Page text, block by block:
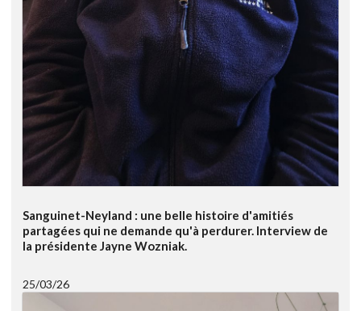
Sanguinet-Neyland : une belle histoire d'amitiés
partagées qui ne demande qu'à perdurer. Interview de
la présidente Jayne Wozniak.
25/03/26